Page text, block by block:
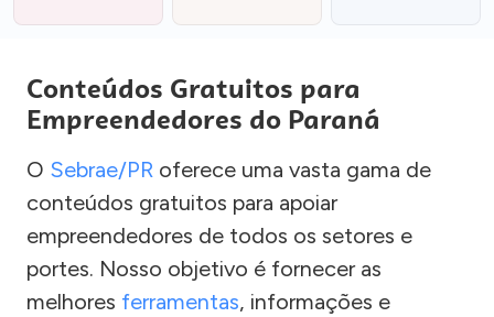
Conteúdos Gratuitos para
Empreendedores do Paraná
O Sebrae/PR oferece uma vasta gama de
conteúdos gratuitos para apoiar
empreendedores de todos os setores e
portes. Nosso objetivo é fornecer as
melhores ferramentas, informações e